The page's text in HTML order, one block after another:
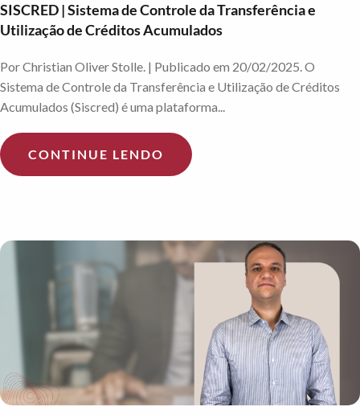
SISCRED | Sistema de Controle da Transferência e
Utilização de Créditos Acumulados
Por Christian Oliver Stolle. | Publicado em 20/02/2025. O
Sistema de Controle da Transferência e Utilização de Créditos
Acumulados (Siscred) é uma plataforma...
CONTINUE LENDO